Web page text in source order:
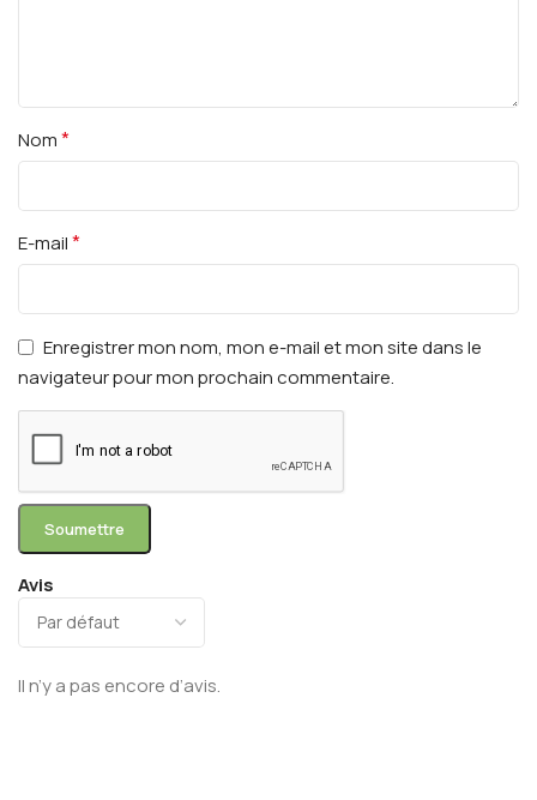
Avis
Il n’y a pas encore d’avis.
Nom*
E-mail*
Enregistrer mon nom, mon e-mail et mon site dans le
navigateur pour mon prochain commentaire.